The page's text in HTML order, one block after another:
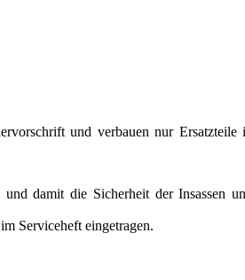
und verbauen nur Ersatzteile
damit die Sicherheit der Insassen
Serviceheft eingetragen.